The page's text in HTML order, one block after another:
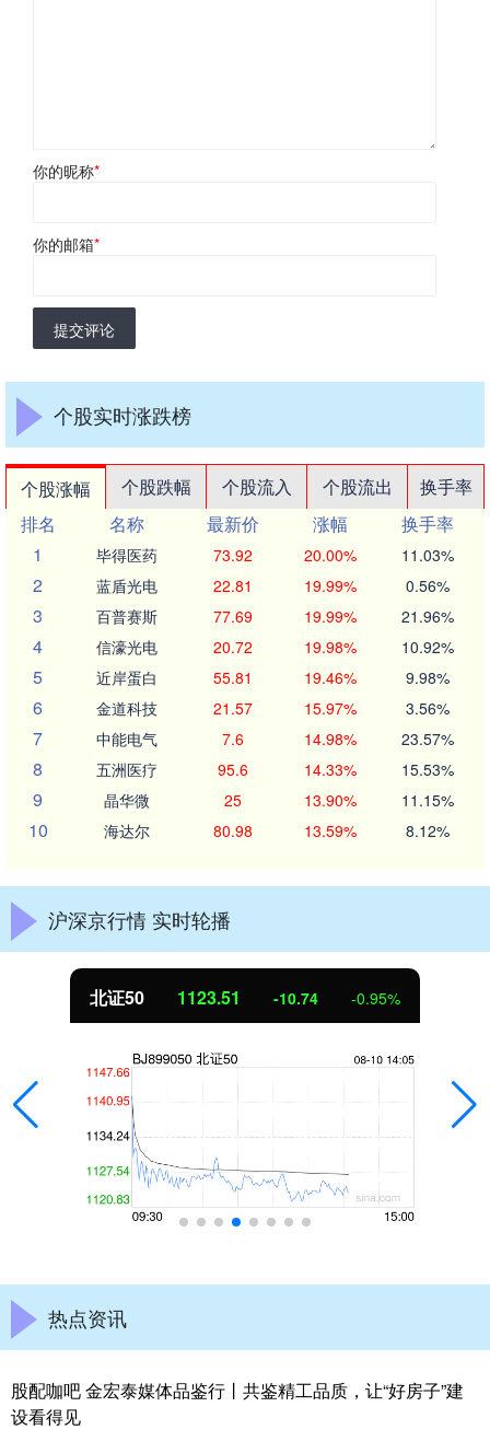
你的昵称*
你的邮箱*
提交评论
个股实时涨跌榜
个股涨幅 个股跌幅 个股流入 个股流出
换手率
排名
名称 最新价 涨幅
换手率
1
毕得医药 73.92 20.00% 11.03%
2 蓝盾光电 22.81 19.99% 0.56%
3 百普赛斯 77.69 19.99% 21.96%
4 信濠光电 20.72 19.98% 10.92%
5 近岸蛋白 55.81 19.46% 9.98%
6 金道科技 21.57 15.97% 3.56%
7 中能电气 7.6 14.98% 23.57%
8 五洲医疗 95.6 14.33% 15.53%
9 晶华微 25 13.90% 11.15%
10 海达尔 80.98 13.59% 8.12%
沪深京行情 实时轮播
北证50 1123.49 -10.76 -0.95%
热点资讯
股配咖吧 金宏泰媒体品鉴行丨共鉴精工品质，让“好房子”建
设看得见